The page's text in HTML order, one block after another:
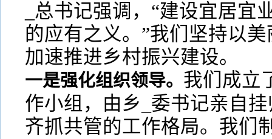
_总书记强调，“建设宜居宜
的应有之义。”我们坚持以
加速推进乡村振兴建设。
一是强化组织领导。 我们成立
作小组，由乡_委书记亲自
齐抓共管的工作格局。我们